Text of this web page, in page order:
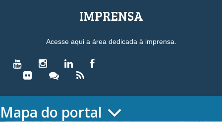
IMPRENSA
Acesse aqui a área dedicada à imprensa.
Mapa do portal